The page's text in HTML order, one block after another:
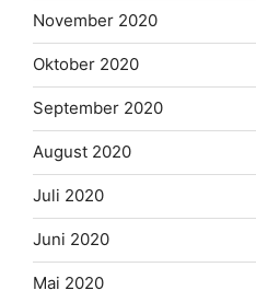
November 2020
Oktober 2020
September 2020
August 2020
Juli 2020
Juni 2020
Mai 2020